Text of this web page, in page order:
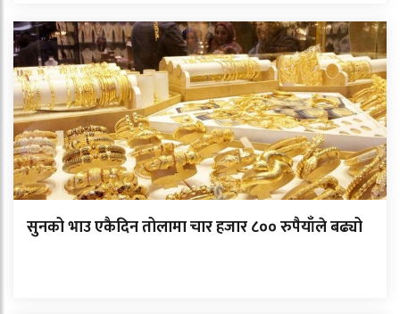
सुनको भाउ एकैदिन तोलामा चार हजार ८०० रुपैयाँले बढ्यो